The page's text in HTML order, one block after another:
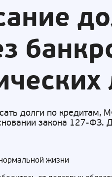
долги по кредитам,
закона 127-ФЗ.
жизни